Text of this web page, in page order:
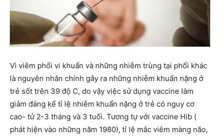
Vì viêm phổi vi khuẩn và những nhiễm trùng tại phổi khác
là nguyên nhân chính gây ra những nhiễm khuẩn nặng ở
trẻ sốt trên 39 độ C, do vậy việc sử dụng vaccine làm
giảm đáng kể tỉ lệ nhiễm khuẩn nặng ở trẻ có nguy cơ
cao- tử 2-3 tháng và 3 tuổi. Tương tự với vaccine Hib (
phát hiện vào những năm 1980), tỉ lệ mắc viêm màng não,